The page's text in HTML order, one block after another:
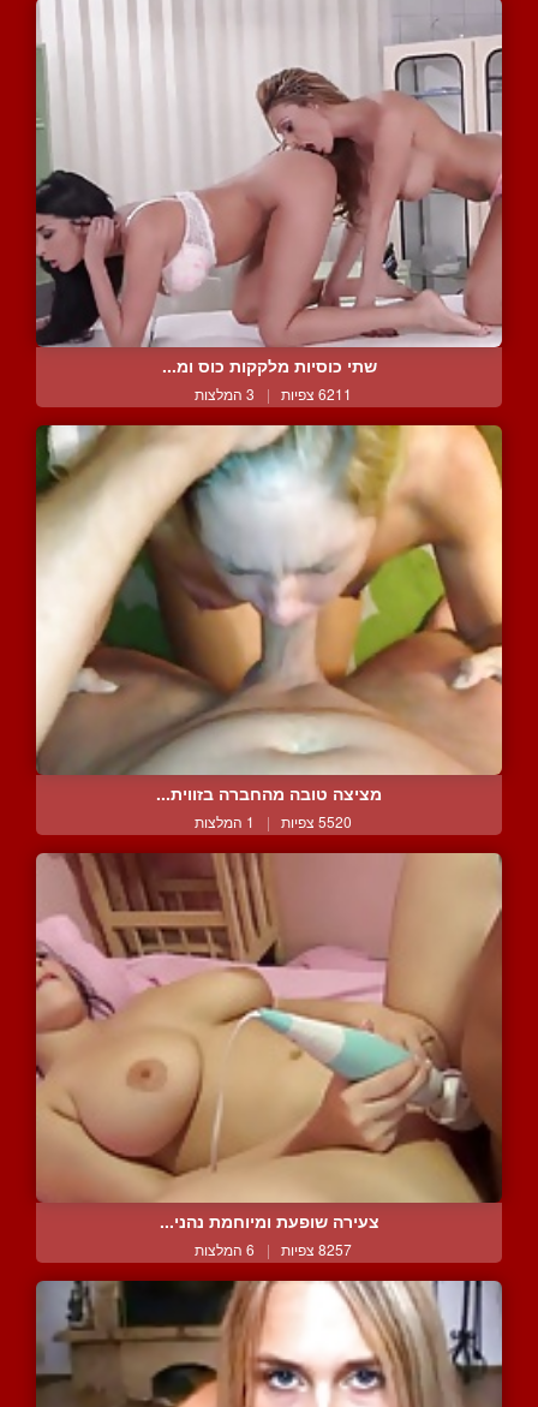
שתי כוסיות מלקקות כוס ומ...
6211 צפיות | 3 המלצות
מציצה טובה מהחברה בזווית...
5520 צפיות | 1 המלצות
צעירה שופעת ומיוחמת נהני...
8257 צפיות | 6 המלצות